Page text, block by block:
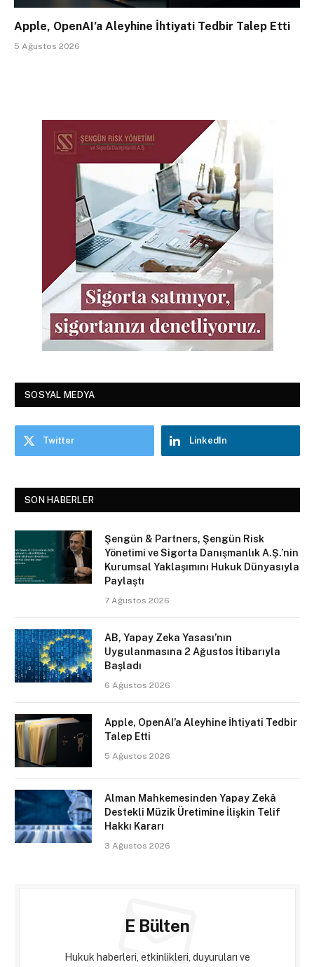
Apple, OpenAI’a Aleyhine İhtiyati Tedbir Talep Etti
5 Ağustos 2026
SOSYAL MEDYA
Twitter LinkedIn
SON HABERLER
Şengün & Partners, Şengün Risk
Yönetimi ve Sigorta Danışmanlık A.Ş.’nin
Kurumsal Yaklaşımını Hukuk Dünyasıyla
Paylaştı
7 Ağustos 2026
AB, Yapay Zeka Yasası’nın
Uygulanmasına 2 Ağustos İtibarıyla
Başladı
6 Ağustos 2026
Apple, OpenAI’a Aleyhine İhtiyati Tedbir
Talep Etti
5 Ağustos 2026
Alman Mahkemesinden Yapay Zekâ
Destekli Müzik Üretimine İlişkin Telif
Hakkı Kararı
3 Ağustos 2026
E Bülten
Hukuk haberleri, etkinlikleri, duyuruları ve